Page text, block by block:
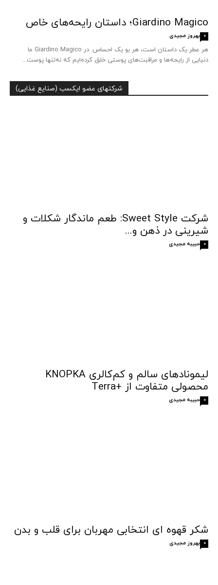
Giardino Magico؛ داستان رایحه‌های خاص
بهروز مجیدی 0
هر عطر یک داستان است، هر بو یک احساس. در Giardino Magico ما
دنیایی از رایحه‌ها و مراقبت‌های پوستی خلق کرده‌ایم که نه‌تنها پوست...
شرکتهای عضو ایکسب (صنایع غذایی)
شرکت Sweet Style: طعم ماندگار شکلات و
شیرینی در ذهن و...
حبیبه مجیدی 0
لیمونادهای سالم و کم‌کالری KNOPKA
محصولی متفاوت از +Terra
حبیبه مجیدی 0
شکر قهوه‌ ای انتخابی مهربان برای قلب و بدن
بهروز مجیدی 0